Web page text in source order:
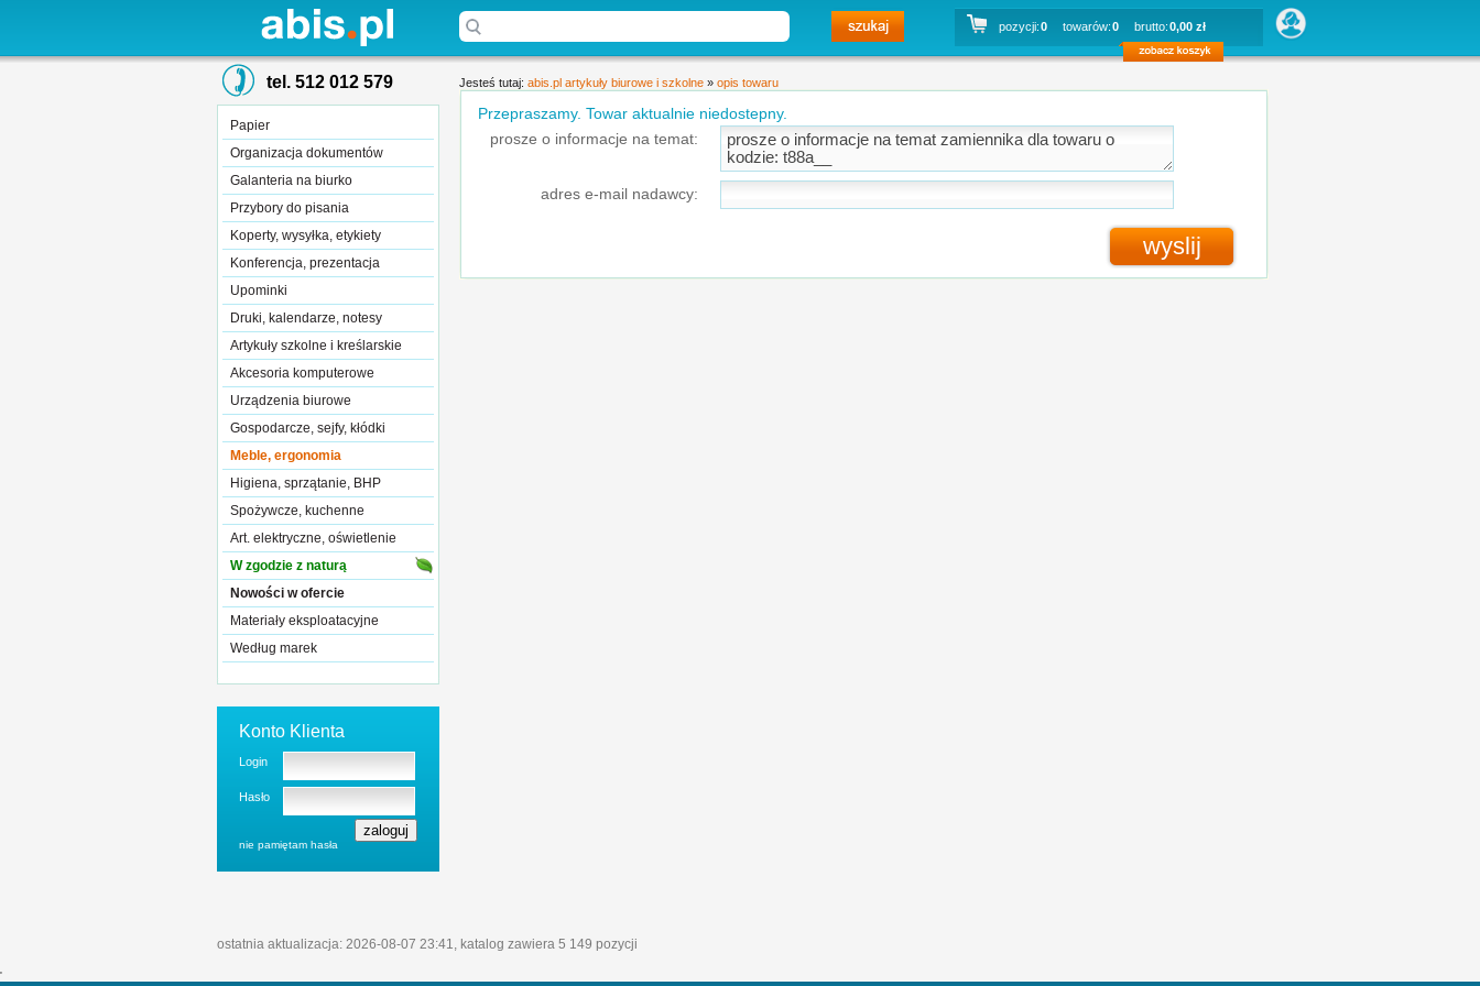
pozycji:0 towarów:0 brutto:0,00 zł
tel. 512 012 579
Papier
Organizacja dokumentów
Galanteria na biurko
Przybory do pisania
Koperty, wysyłka, etykiety
Konferencja, prezentacja
Upominki
Druki, kalendarze, notesy
Artykuły szkolne i kreślarskie
Akcesoria komputerowe
Urządzenia biurowe
Gospodarcze, sejfy, kłódki
Meble, ergonomia
Higiena, sprzątanie, BHP
Spożywcze, kuchenne
Art. elektryczne, oświetlenie
W zgodzie z naturą
Nowości w ofercie
Materiały eksploatacyjne
Według marek
Konto Klienta
Login
Hasło
nie pamiętam hasła
Jesteś tutaj: abis.pl artykuły biurowe i szkolne » opis towaru
Przepraszamy. Towar aktualnie niedostepny.
prosze o informacje na temat:
adres e-mail nadawcy:
ostatnia aktualizacja: 2026-08-07 23:41, katalog zawiera 5 149 pozycji
'